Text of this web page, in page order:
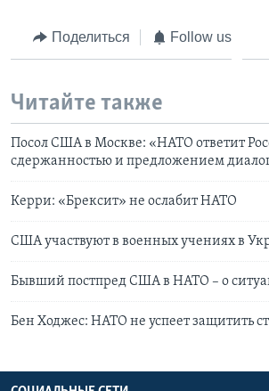
Поделиться Follow us
Читайте также
Посол США в Москве: «НАТО ответит
сдержанностью и предложением
Керри: «Брексит» не ослабит НАТО
США участвуют в военных учениях в
Бывший постпред США в НАТО – о
Бен Ходжес: НАТО не успеет защитить